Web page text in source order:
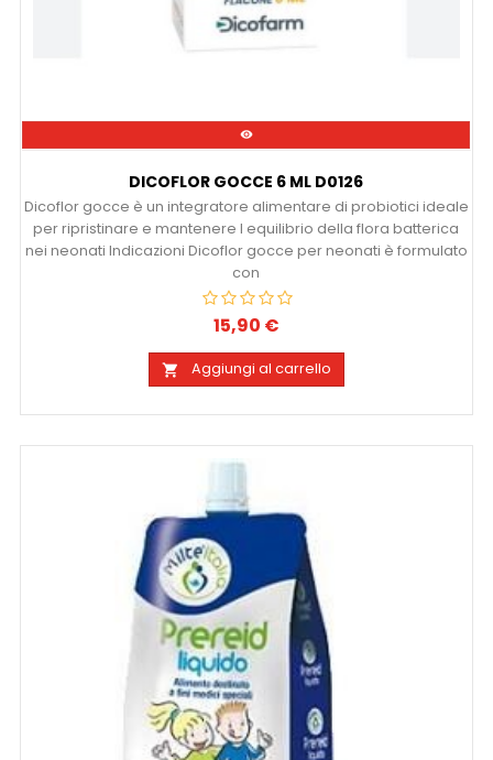

DICOFLOR GOCCE 6 ML D0126
Dicoflor gocce è un integratore alimentare di probiotici ideale
per ripristinare e mantenere l equilibrio della flora batterica
nei neonati Indicazioni Dicoflor gocce per neonati è formulato
con
Prezzo
15,90 €
 Aggiungi al carrello